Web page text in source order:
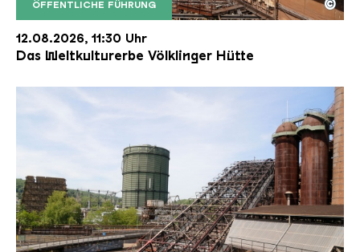
ÖFFENTLICHE FÜHRUNG
Der Erzschrägaufzug der Völklinger Hütte mit
Copyright: Weltkulturerbe Völklinger Hütte | Karl
©
12.08.2026, 11:30 Uhr
Das Weltkulturerbe Völklinger Hütte